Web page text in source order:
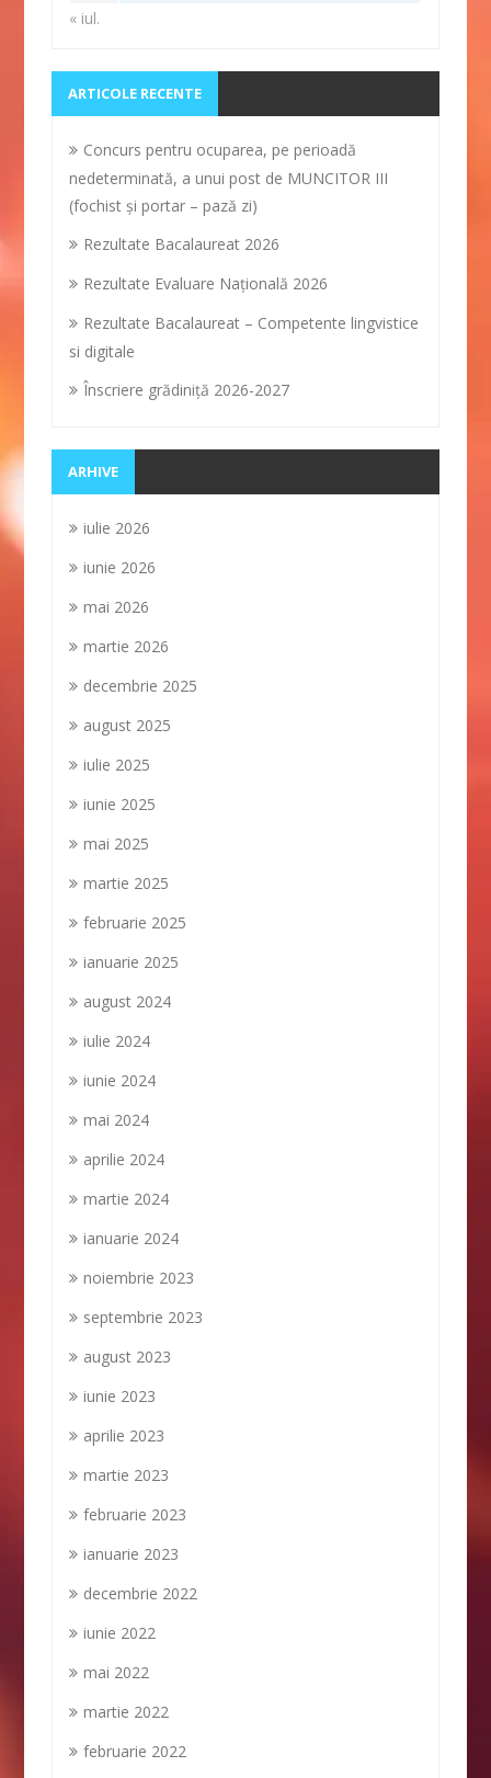
« iul.
ARTICOLE RECENTE
Concurs pentru ocuparea, pe perioadă
nedeterminată, a unui post de MUNCITOR III
(fochist și portar – pază zi)
Rezultate Bacalaureat 2026
Rezultate Evaluare Naţională 2026
Rezultate Bacalaureat – Competente lingvistice
si digitale
Înscriere grădiniţă 2026-2027
ARHIVE
iulie 2026
iunie 2026
mai 2026
martie 2026
decembrie 2025
august 2025
iulie 2025
iunie 2025
mai 2025
martie 2025
februarie 2025
ianuarie 2025
august 2024
iulie 2024
iunie 2024
mai 2024
aprilie 2024
martie 2024
ianuarie 2024
noiembrie 2023
septembrie 2023
august 2023
iunie 2023
aprilie 2023
martie 2023
februarie 2023
ianuarie 2023
decembrie 2022
iunie 2022
mai 2022
martie 2022
februarie 2022